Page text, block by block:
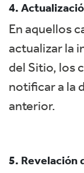
4.
En aquellos
actualizar la
del Sitio, los
notificar a la
anterior.
5. Revelación